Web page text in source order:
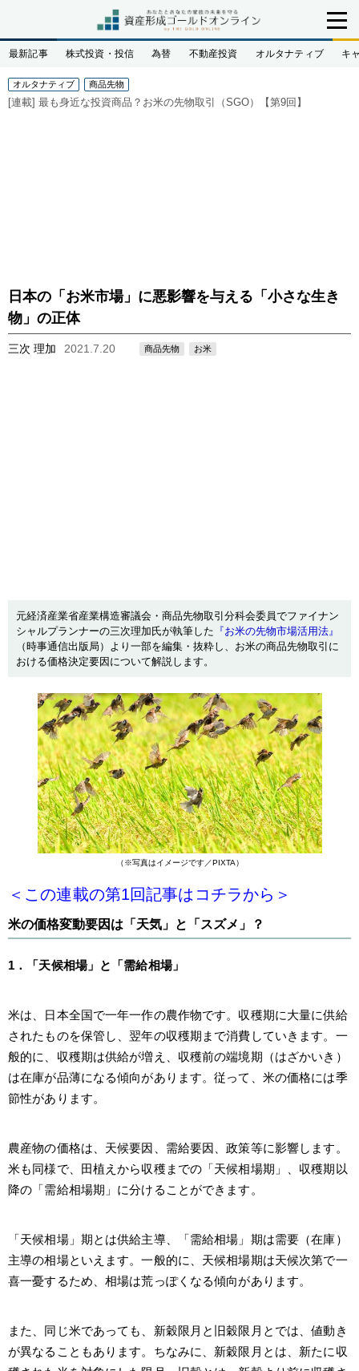
最新記事 株式投資・投信 為替 不動産投資 オルタナティブ キ
オルタナティブ 商品先物
[連載] 最も身近な投資商品？お米の先物取引（SGO）【第9回】
日本の「お米市場」に悪影響を与える「小さな生き
物」の正体
三次 理加 2021.7.20 商品先物 お米
元経済産業省産業構造審議会・商品先物取引分科会委員でファイナン
シャルプランナーの三次理加氏が執筆した 『お米の先物市場活用法』
（時事通信出版局）より一部を編集・抜粋し、お米の商品先物取引に
おける価格決定要因について解説します。
（※写真はイメージです／PIXTA）
＜この連載の第1回記事はコチラから＞
米の価格変動要因は「天気」と「スズメ」？
1．「天候相場」と「需給相場」
米は、日本全国で一年一作の農作物です。収穫期に大量に供給
されたものを保管し、翌年の収穫期まで消費していきます。一
般的に、収穫期は供給が増え、収穫前の端境期（はざかいき）
は在庫が品薄になる傾向があります。従って、米の価格には季
節性があります。
農産物の価格は、天候要因、需給要因、政策等に影響します。
米も同様で、田植えから収穫までの「天候相場期」、収穫期以
降の「需給相場期」に分けることができます。
「天候相場」期とは供給主導、「需給相場」期は需要（在庫）
主導の相場といえます。一般的に、天候相場期は天候次第で一
喜一憂するため、相場は荒っぽくなる傾向があります。
また、同じ米であっても、新穀限月と旧穀限月とでは、値動き
が異なることもあります。ちなみに、新穀限月とは、新たに収